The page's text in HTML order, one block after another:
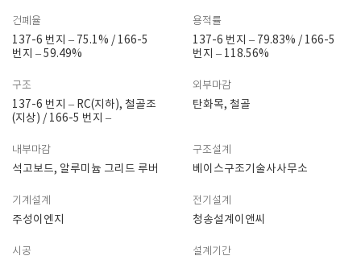
건폐율
137-6 번지 – 75.1% / 166-5
번지 – 59.49%
용적률
137-6 번지 – 79.83% / 166-5
번지 – 118.56%
구조
137-6 번지 – RC(지하), 철골조
(지상) / 166-5 번지 –
외부마감
탄화목, 철골
내부마감
석고보드, 알루미늄 그리드 루버
구조설계
베이스구조기술사사무소
기계설계
주성이엔지
전기설계
청송설계이앤씨
시공 설계기간